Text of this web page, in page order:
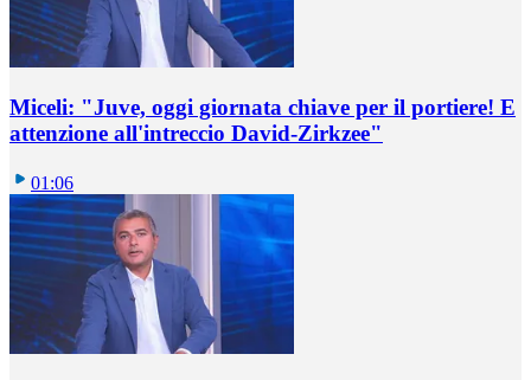
Miceli: "Juve, oggi giornata chiave per il portiere! E
attenzione all'intreccio David-Zirkzee"
01:06